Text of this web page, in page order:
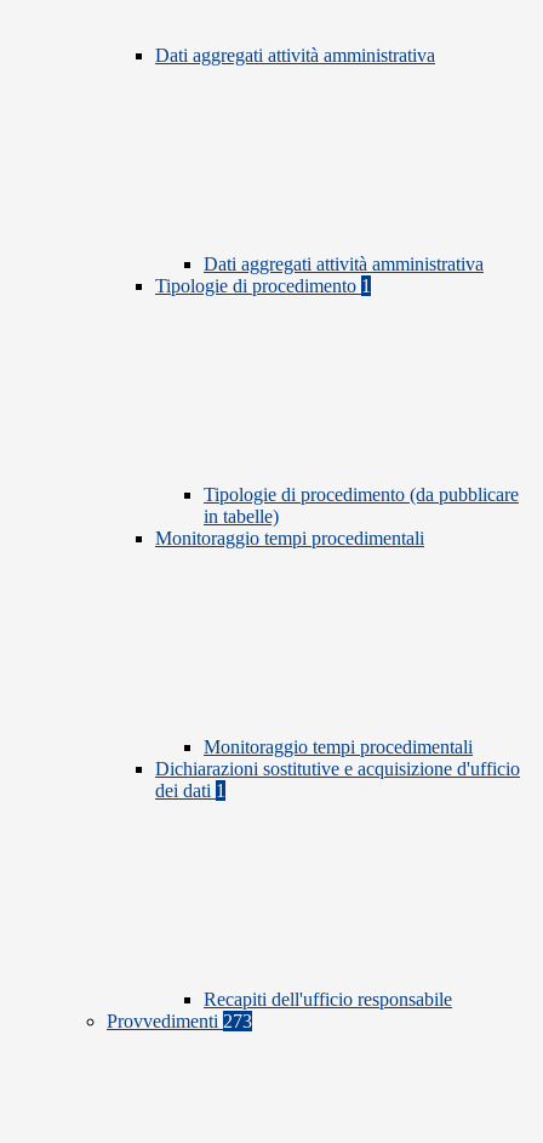
Dati aggregati attività amministrativa
Dati aggregati attività amministrativa
Tipologie di procedimento 1
Tipologie di procedimento (da pubblicare
in tabelle)
Monitoraggio tempi procedimentali
Monitoraggio tempi procedimentali
Dichiarazioni sostitutive e acquisizione d'ufficio
dei dati 1
Recapiti dell'ufficio responsabile
Provvedimenti 273